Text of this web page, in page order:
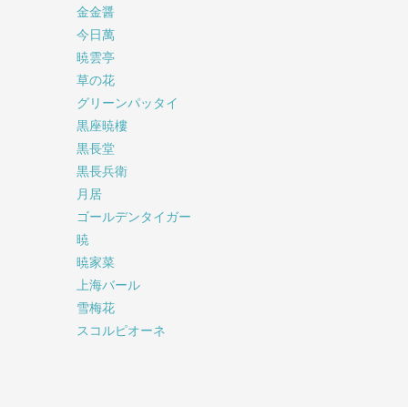
金金醤
今日萬
暁雲亭
草の花
グリーンパッタイ
黒座暁樓
黒長堂
黒長兵衛
月居
ゴールデンタイガー
暁
暁家菜
上海バール
雪梅花
スコルピオーネ